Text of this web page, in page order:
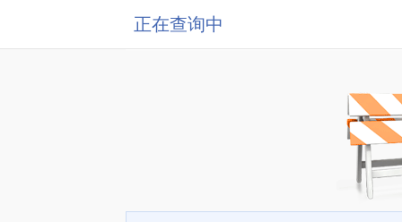
正在查询中